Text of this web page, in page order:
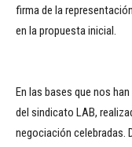
firma de la
en la propuesta inicial.
En las bases que nos
del sindicato LAB,
negociación celebradas.